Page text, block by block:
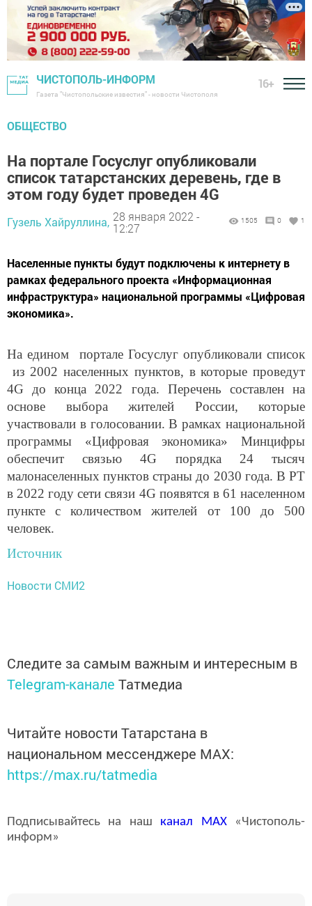
ЧИСТОПОЛЬ-ИНФОРМ
Газета "Чистопольские известия" - новости Чистополя
16+
ОБЩЕСТВО
На портале Госуслуг опубликовали
список татарстанских деревень, где в
этом году будет проведен 4G
Гузель Хайруллина, 28 января 2022 -
12:27
1505 0 1
Населенные пункты будут подключены к интернету в
рамках федерального проекта «Информационная
инфраструктура» национальной программы «Цифровая
экономика».
На едином портале Госуслуг опубликовали список
из 2002 населенных пунктов, в которые проведут
4G до конца 2022 года. Перечень составлен на
основе выбора жителей России, которые
участвовали в голосовании. В рамках национальной
программы «Цифровая экономика» Минцифры
обеспечит связью 4G порядка 24 тысяч
малонаселенных пунктов страны до 2030 года. В РТ
в 2022 году сети связи 4G появятся в 61 населенном
пункте с количеством жителей от 100 до 500
человек.
Источник
Новости СМИ2
Следите за самым важным и интересным в
Telegram-канале Татмедиа
Читайте новости Татарстана в
национальном мессенджере MАХ:
https://max.ru/tatmedia
Подписывайтесь на наш канал MAX«Чистополь-
информ»